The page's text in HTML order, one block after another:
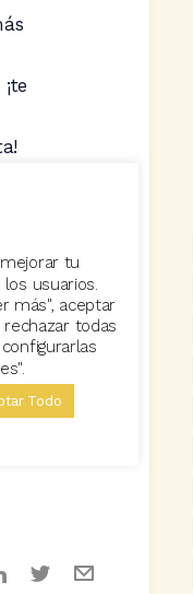
tu
usuarios.
más", aceptar
todas
Todo